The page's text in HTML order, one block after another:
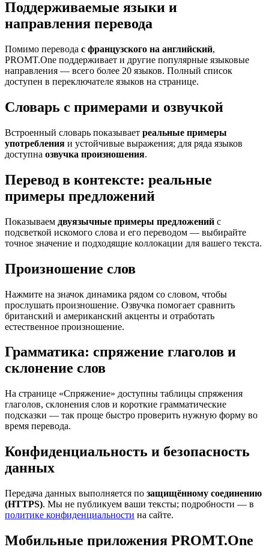
Поддерживаемые языки и
направления перевода
Помимо перевода с французского на английский,
PROMT.One поддерживает и другие популярные языковые
направления — всего более 20 языков. Полный список
доступен в переключателе языков на странице.
Словарь с примерами и озвучкой
Встроенный словарь показывает реальные примеры
употребления и устойчивые выражения; для ряда языков
доступна озвучка произношения.
Перевод в контексте: реальные
примеры предложений
Показываем двуязычные примеры предложений с
подсветкой искомого слова и его переводом — выбирайте
точное значение и подходящие коллокации для вашего текста.
Произношение слов
Нажмите на значок динамика рядом со словом, чтобы
прослушать произношение. Озвучка помогает сравнить
британский и американский акценты и отработать
естественное произношение.
Грамматика: спряжение глаголов и
склонение слов
На странице «Спряжение» доступны таблицы спряжения
глаголов, склонения слов и короткие грамматические
подсказки — так проще быстро проверить нужную форму во
время перевода.
Конфиденциальность и безопасность
данных
Передача данных выполняется по защищённому соединению
(HTTPS). Мы не публикуем ваши тексты; подробности — в
политике конфиденциальности на сайте.
Мобильные приложения PROMT.One